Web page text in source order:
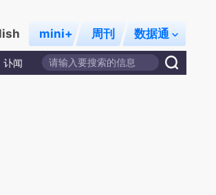
mini+ 周刊 数据通
讣闻